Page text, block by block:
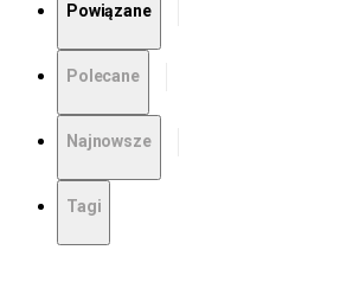
Powiązane
Polecane
Najnowsze
Tagi